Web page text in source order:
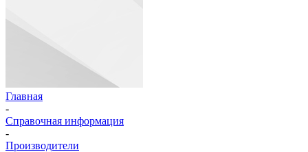
Главная
-
Справочная информация
-
Производители